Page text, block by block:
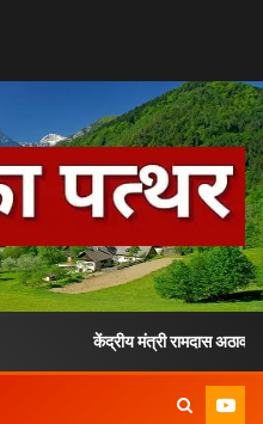
केंद्रीय मंत्री रामदास अठावले ने